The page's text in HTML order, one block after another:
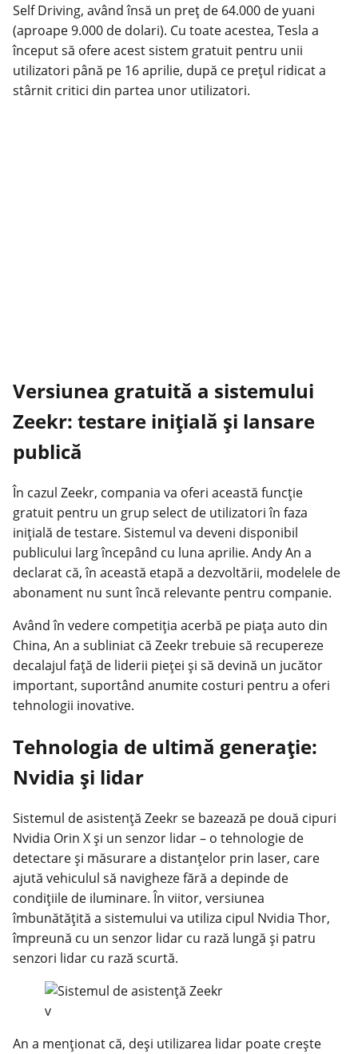
Self Driving, având însă un preț de 64.000 de yuani
(aproape 9.000 de dolari). Cu toate acestea, Tesla a
început să ofere acest sistem gratuit pentru unii
utilizatori până pe 16 aprilie, după ce prețul ridicat a
stârnit critici din partea unor utilizatori.
Versiunea gratuită a sistemului
Zeekr: testare inițială și lansare
publică
În cazul Zeekr, compania va oferi această funcție
gratuit pentru un grup select de utilizatori în faza
inițială de testare. Sistemul va deveni disponibil
publicului larg începând cu luna aprilie. Andy An a
declarat că, în această etapă a dezvoltării, modelele de
abonament nu sunt încă relevante pentru companie.
Având în vedere competiția acerbă pe piața auto din
China, An a subliniat că Zeekr trebuie să recupereze
decalajul față de liderii pieței și să devină un jucător
important, suportând anumite costuri pentru a oferi
tehnologii inovative.
Tehnologia de ultimă generație:
Nvidia și lidar
Sistemul de asistență Zeekr se bazează pe două cipuri
Nvidia Orin X și un senzor lidar – o tehnologie de
detectare și măsurare a distanțelor prin laser, care
ajută vehiculul să navigheze fără a depinde de
condițiile de iluminare. În viitor, versiunea
îmbunătățită a sistemului va utiliza cipul Nvidia Thor,
împreună cu un senzor lidar cu rază lungă și patru
senzori lidar cu rază scurtă.
v
An a menționat că, deși utilizarea lidar poate crește